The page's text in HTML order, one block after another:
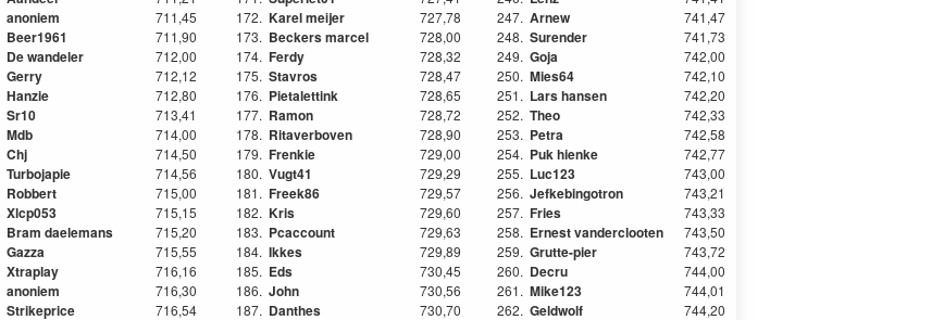
anoniem
711,45
Beer1961
711,90
De wandeler
712,00
Gerry
712,12
Hanzie
712,80
Sr10
713,41
Mdb
714,00
Chj
714,50
Turbojapie
714,56
Robbert
715,00
Xlcp053
715,15
Bram daelemans
715,20
Gazza
715,55
Xtraplay
716,16
anoniem
716,30
Strikeprice
716,54
172. Karel meijer
727,78
173. Beckers marcel
728,00
174. Ferdy
728,32
175. Stavros
728,47
176. Pietalettink
728,65
177. Ramon
728,72
178. Ritaverboven
728,90
179. Frenkie
729,00
180. Vugt41
729,29
181. Freek86
729,57
182. Kris
729,60
183. Pcaccount
729,63
184. Ikkes
729,89
185. Eds
730,45
186. John
730,56
187. Danthes
730,70
247. Arnew
741,47
248. Surender
741,73
249. Goja
742,00
250. Mies64
742,10
251. Lars hansen
742,20
252. Theo
742,33
253. Petra
742,58
254. Puk hienke
742,77
255. Luc123
743,00
256. Jefkebingotron
743,21
257. Fries
743,33
258. Ernest vanderclooten
743,50
259. Grutte-pier
743,72
260. Decru
744,00
261. Mike123
744,01
262. Geldwolf
744,20